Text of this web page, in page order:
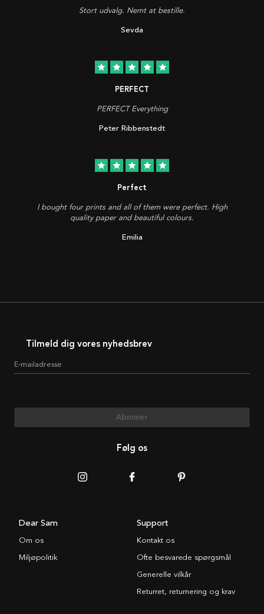
Stort udvalg. Nemt at bestille.
Sevda
star star star star star
PERFECT
PERFECT Everything
Peter Ribbenstedt
star star star star star
Perfect
I bought four prints and all of them were perfect. High
quality paper and beautiful colours.
Emilia
Tilmeld dig vores nyhedsbrev
E-mailadresse
Abonner
Følg os
Dear Sam
Om os
Miljøpolitik
Support
Kontakt os
Ofte besvarede spørgsmål
Generelle vilkår
Returret, returnering og krav